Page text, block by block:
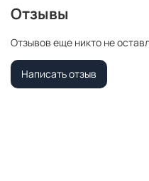
фотографий, икон •
Старинных часов, ключей,
Используется как
подставки) 4.
и прямоугольные форматы,
Отзывы
Отзывов еще никто не
Написать отзыв